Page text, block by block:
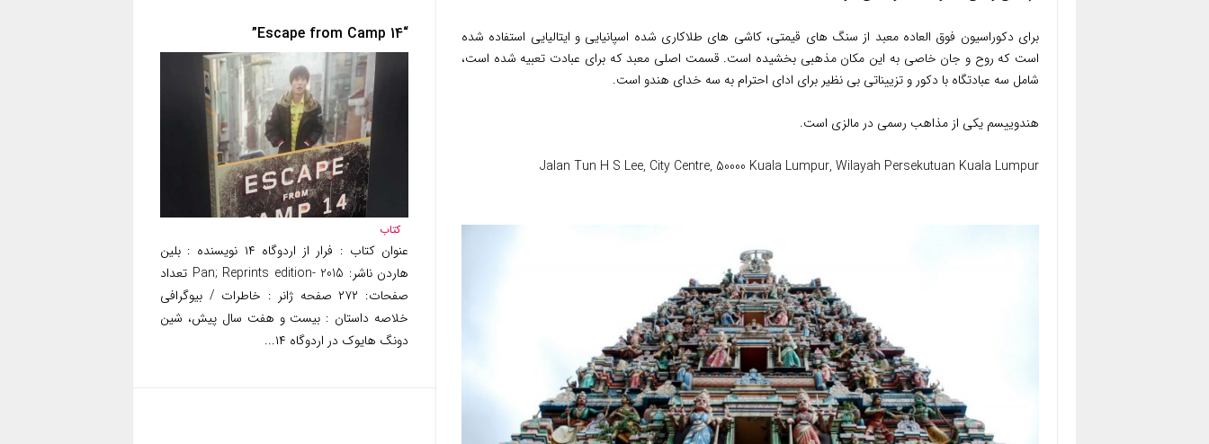
برای دکوراسیون فوق العاده معبد از سنگ های قیمتی، کاشی های طلاکاری شده اسپانیایی و ایتالیایی استفاده شده
است که روح و جان خاصی به این مکان مذهبی بخشیده است. قسمت اصلی معبد که برای عبادت تعبیه شده است،
شامل سه عبادتگاه با دکور و تزییناتی بی نظیر برای ادای احترام به سه خدای هندو است.
هندوییسم یکی از مذاهب رسمی در مالزی است.
Jalan Tun H S Lee, City Centre, 50000 Kuala Lumpur, Wilayah Persekutuan Kuala Lumpur
“Escape from Camp 14”
کتاب
عنوان کتاب : فرار از اردوگاه ۱۴ نویسنده : بلین
هاردن ناشر: Pan; Reprints edition- 2015 تعداد
صفحات: ۲۷۲ صفحه ژانر : خاطرات / بیوگرافی
خلاصه داستان : بیست و هفت سال پیش، شین
دونگ هایوک در اردوگاه ۱۴...